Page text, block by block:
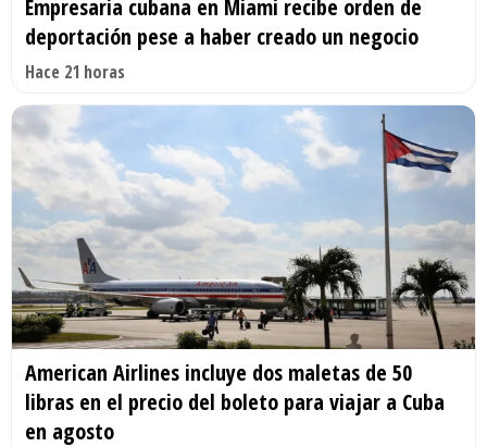
Empresaria cubana en Miami recibe orden de
deportación pese a haber creado un negocio
Hace 21 horas
American Airlines incluye dos maletas de 50
libras en el precio del boleto para viajar a Cuba
en agosto